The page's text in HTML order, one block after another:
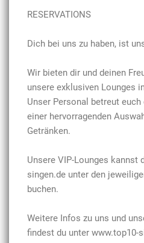
RESERVATIONS
Dich bei uns zu haben, ist
Wir bieten dir und deinen
unsere exklusiven Lounges
Unser Personal betreut
einer hervorragenden
Getränken.
Unsere VIP-Lounges kannst
singen.de unter den
buchen.
Weitere Infos zu uns und
findest du unter www.top10-